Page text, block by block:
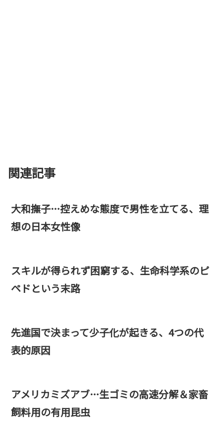
関連記事
大和撫子…控えめな態度で男性を立てる、理
想の日本女性像
スキルが得られず困窮する、生命科学系のピ
ペドという末路
先進国で決まって少子化が起きる、4つの代
表的原因
アメリカミズアブ…生ゴミの高速分解＆家畜
飼料用の有用昆虫